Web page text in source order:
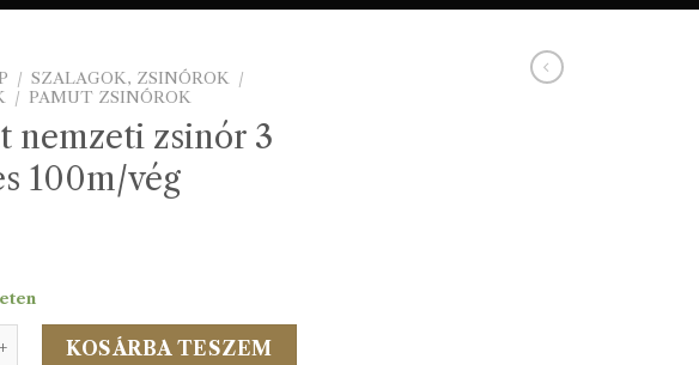
/ SZALAGOK, ZSINÓROK /
/ PAMUT ZSINÓROK
nemzeti zsinór 3
100m/vég
zsinór 3 mm-es 100m/vég mennyiség
KOSÁRBA TESZEM